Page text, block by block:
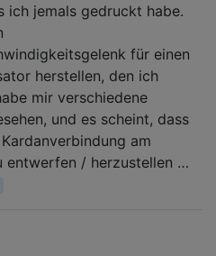
ich jemals gedruckt habe.
für einen
herstellen, den ich
mir verschiedene
und es scheint, dass
am
entwerfen / herzustellen …